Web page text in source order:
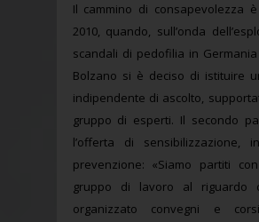
Il cammino di consapevolezza
2010, quando, sull’onda
scandali di pedofilia in
Bolzano si è deciso di istituire
indipendente di ascolto,
gruppo di esperti. Il secondo
l’offerta di sensibilizzazione,
prevenzione: «Siamo partiti
gruppo di lavoro al riguardo
organizzato convegni e